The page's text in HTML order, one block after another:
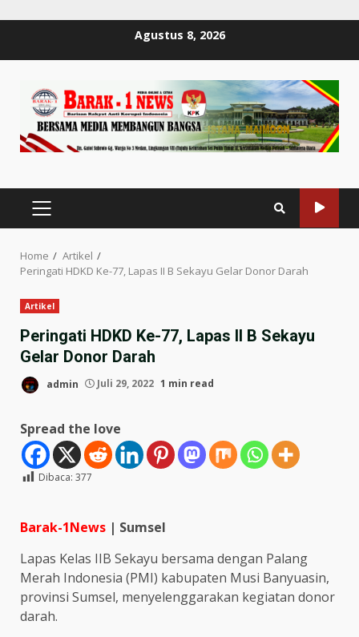
Agustus 8, 2026
PRIMARY
MENU
Home
Artikel
Peringati HDKD Ke-77, Lapas II B Sekayu Gelar Donor Darah
Artikel
Peringati HDKD Ke-77, Lapas II B Sekayu
Gelar Donor Darah
admin Juli 29, 2022 1 min read
Spread the love
Dibaca: 377
Barak-1News | Sumsel
Lapas Kelas IIB Sekayu bersama dengan Palang
Merah Indonesia (PMI) kabupaten Musi Banyuasin,
provinsi Sumsel, menyelenggarakan kegiatan donor
darah.